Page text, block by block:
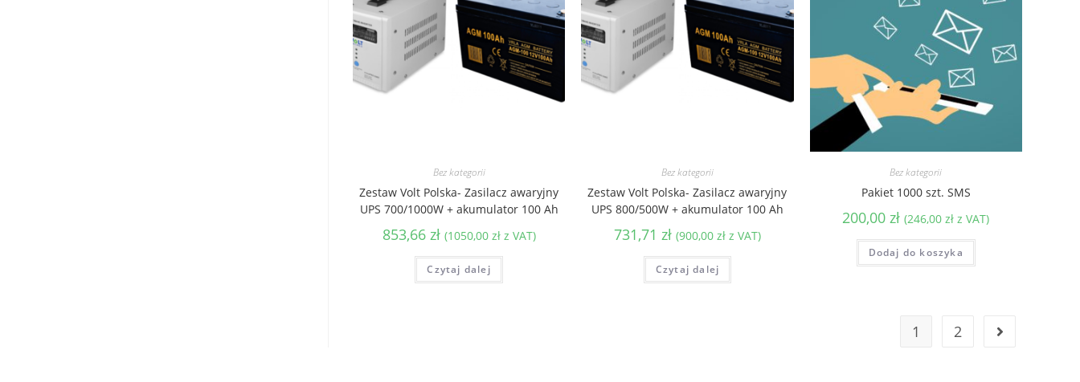
Bez kategorii
Zestaw Volt Polska- Zasilacz awaryjny
UPS 700/1000W + akumulator 100 Ah
853,66 zł (1050,00 złz VAT)
Czytaj dalej
Bez kategorii
Zestaw Volt Polska- Zasilacz awaryjny
UPS 800/500W + akumulator 100 Ah
731,71 zł (900,00 złz VAT)
Czytaj dalej
Bez kategorii
Pakiet 1000 szt. SMS
200,00zł (246,00zł z VAT)
Dodaj do koszyka
1 2